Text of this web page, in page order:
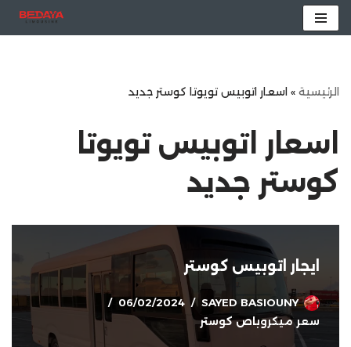
الرئيسية » اسعار اتوبيس تويوتا كوستر جديد
اسعار اتوبيس تويوتا
كوستر جديد
ايجار اتوبيس كوستر
SAYED BASIOUNY
06/02/2024
سعر ميكروباص كوستر